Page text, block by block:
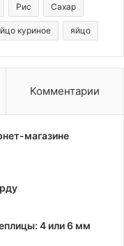
Рис Сахар
куриное яйцо
Комментарии
магазине
4 или 6 мм